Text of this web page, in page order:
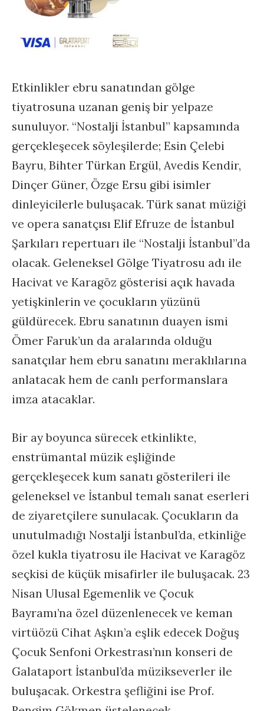
Etkinlikler ebru sanatından gölge
tiyatrosuna uzanan geniş bir yelpaze
sunuluyor. “Nostalji İstanbul” kapsamında
gerçekleşecek söyleşilerde; Esin Çelebi
Bayru, Bihter Türkan Ergül, Avedis Kendir,
Dinçer Güner, Özge Ersu gibi isimler
dinleyicilerle buluşacak. Türk sanat müziği
ve opera sanatçısı Elif Efruze de İstanbul
Şarkıları repertuarı ile “Nostalji İstanbul”da
olacak. Geleneksel Gölge Tiyatrosu adı ile
Hacivat ve Karagöz gösterisi açık havada
yetişkinlerin ve çocukların yüzünü
güldürecek. Ebru sanatının duayen ismi
Ömer Faruk’un da aralarında olduğu
sanatçılar hem ebru sanatını meraklılarına
anlatacak hem de canlı performanslara
imza atacaklar.
Bir ay boyunca sürecek etkinlikte,
enstrümantal müzik eşliğinde
gerçekleşecek kum sanatı gösterileri ile
geleneksel ve İstanbul temalı sanat eserleri
de ziyaretçilere sunulacak. Çocukların da
unutulmadığı Nostalji İstanbul’da, etkinliğe
özel kukla tiyatrosu ile Hacivat ve Karagöz
seçkisi de küçük misafirler ile buluşacak. 23
Nisan Ulusal Egemenlik ve Çocuk
Bayramı’na özel düzenlenecek ve keman
virtüözü Cihat Aşkın’a eşlik edecek Doğuş
Çocuk Senfoni Orkestrası’nın konseri de
Galataport İstanbul’da müzikseverler ile
buluşacak. Orkestra şefliğini ise Prof.